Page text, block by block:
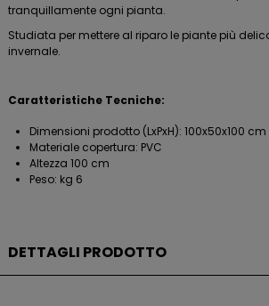
tranquillamente ogni pianta.
Studiata per mettere al riparo le piante più
invernale.
Caratteristiche Tecniche:
Dimensioni prodotto (LxPxH): 100x50x100 cm
Materiale copertura: PVC
Altezza 100 cm
Peso: kg 6
DETTAGLI PRODOTTO